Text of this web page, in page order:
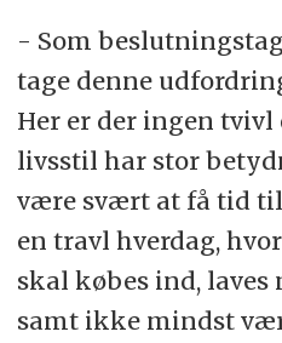
- Som
tage denne
Her er der ingen
livsstil har stor
være svært at få tid
en travl hverdag,
skal købes ind, laves
samt ikke mindst